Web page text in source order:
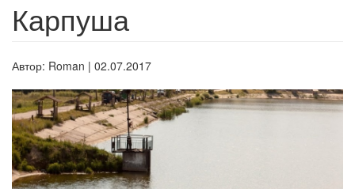
Карпуша
Автор: Roman | 02.07.2017